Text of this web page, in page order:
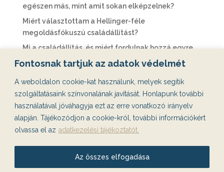
Fontosnak tartjuk az adatok védelmét
A weboldalon cookie-kat használunk, melyek segítik
szolgáltatásaink színvonalának javítását. Honlapunk további
használatával jóváhagyja ezt az erre vonatkozó irányelv
alapján. Tájékozódjon a cookie-król, további információkért
olvassa el az adatkezelési tájékoztatót.
Az összes elfogadása
egészen más, mint amit sokan elképzelnek?
Miért választottam a Hellinger-féle
megoldásfókuszú családállítást?
Mi a családállítás, és miért fordulnak hozzá egyre
többen?
történetek az életemben?
Párkereső appok, ghosting és 3 randi után eltűnő
emberek – miért akarunk egyre jobban párt találni,
miközben egyre inkább egyedül maradunk?
Legutóbbi hozzászólások
Nincs megjeleníthető bejegyzés.